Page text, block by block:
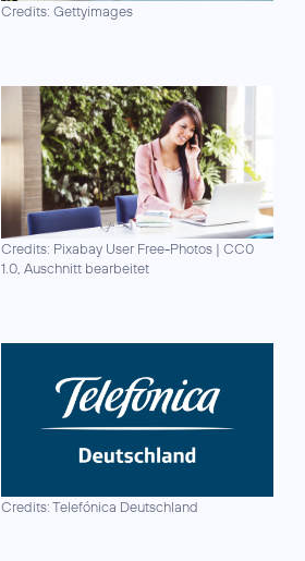
Credits: Gettyimages
Credits: Pixabay User Free-Photos | CC0
1.0, Auschnitt bearbeitet
Credits: Telefónica Deutschland